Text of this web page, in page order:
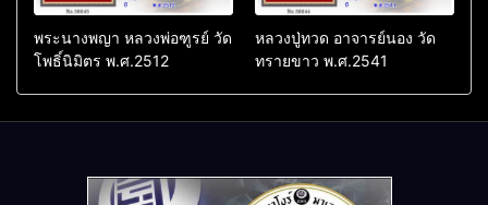
พระนางพญา หลวงพ่อฑูรย์ วัด
โพธิ์นิมิตร พ.ศ.2512
หลวงปู่ทวด อาจารย์นอง วัด
ทรายขาว พ.ศ.2541